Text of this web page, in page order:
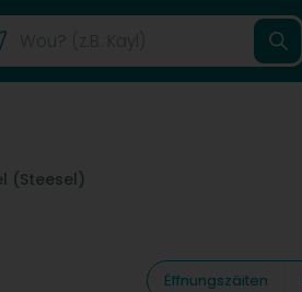
(Steesel)
Ëffnungszäiten